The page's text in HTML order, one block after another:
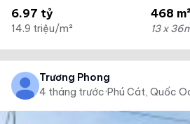
6.97 tỷ
14.9 triệu/m²
468 m²
13 x
Trương Phong
4 tháng trước·Phú Cát, Quốc